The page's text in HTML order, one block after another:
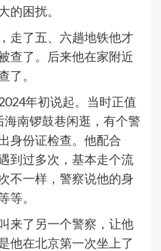
的困扰。
走了五、六趟地铁他才
查了。后来他在家附近
了。
年初说起。当时正值
南锣鼓巷闲逛，有个警
身份证检查。他配合
到过多次，基本走个流
不一样，警察说他的身
等。
来了另一个警察，让他
他在北京第一次坐上了